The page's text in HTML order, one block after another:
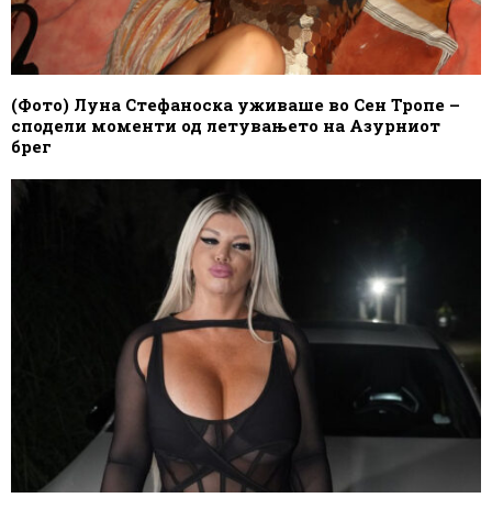
(Фото) Луна Стефаноска уживаше во Сен Тропе –
сподели моменти од летувањето на Азурниот
брег